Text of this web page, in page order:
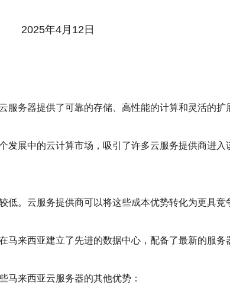
2025年4月12日
务器提供了可靠的存储、高性能的计算和灵活的
展中的云计算市场，吸引了许多云服务提供商进
。云服务提供商可以将这些成本优势转化为更具竞
来西亚建立了先进的数据中心，配备了最新的服
马来西亚云服务器的其他优势：